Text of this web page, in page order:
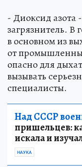
- Диоксид азота
загрязнитель. В
в основном из
от
опасно для
вызывать
специалисты.
Над СССР
пришельцев:
искала и
НАУКА